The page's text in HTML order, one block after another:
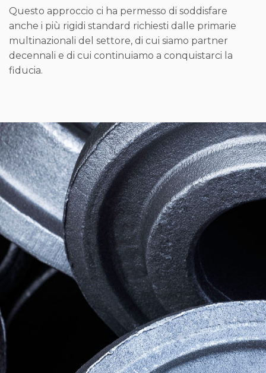
Questo approccio ci ha permesso di soddisfare
anche i più rigidi standard richiesti dalle primarie
multinazionali del settore, di cui siamo partner
decennali e di cui continuiamo a conquistarci la
fiducia.